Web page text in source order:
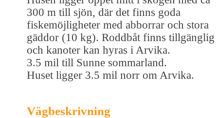
300 m till sjön, där det finns goda
fiskemöjligheter med abborrar och stora
gäddor (10 kg). Roddbåt finns tillgänglig
och kanoter kan hyras i Arvika.
3.5 mil till Sunne sommarland.
Huset ligger 3.5 mil norr om Arvika.
Vägbeskrivning